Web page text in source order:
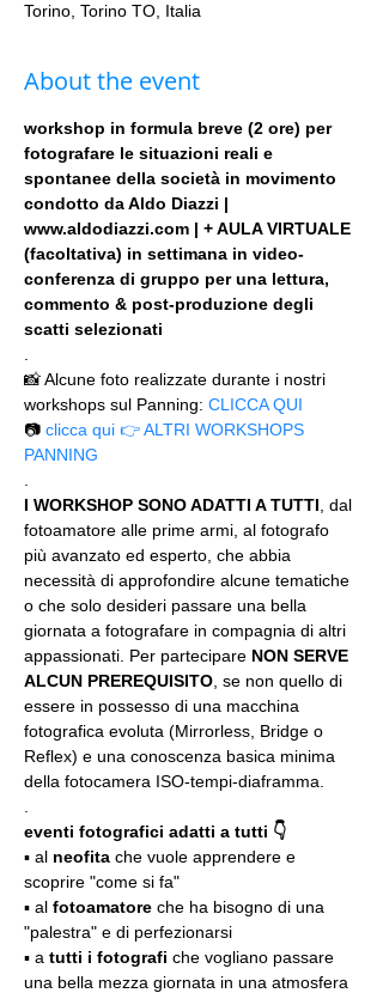
Torino, Torino TO, Italia
About the event
workshop in formula breve (2 ore) per
fotografare le situazioni reali e
spontanee della società in movimento
condotto da Aldo Diazzi |
www.aldodiazzi.com | + AULA VIRTUALE
(facoltativa) in settimana in video-
conferenza di gruppo per una lettura,
commento & post-produzione degli
scatti selezionati
📸 Alcune foto realizzate durante i nostri
workshops sul Panning: CLICCA QUI
📷 clicca qui 👉 ALTRI WORKSHOPS
PANNING
I WORKSHOP SONO ADATTI A TUTTI , dal
fotoamatore alle prime armi, al fotografo
più avanzato ed esperto, che abbia
necessità di approfondire alcune tematiche
o che solo desideri passare una bella
giornata a fotografare in compagnia di altri
appassionati. Per partecipare NON SERVE
ALCUN PREREQUISITO , se non quello di
essere in possesso di una macchina
fotografica evoluta (Mirrorless, Bridge o
Reflex) e una conoscenza basica minima
della fotocamera ISO-tempi-diaframma.
eventi fotografici adatti a tutti 👇
▪️ al neofita che vuole apprendere e
scoprire "come si fa"
▪️ al fotoamatore che ha bisogno di una
"palestra" e di perfezionarsi
▪️ a tutti i fotografi che vogliano passare
una bella mezza giornata in una atmosfera